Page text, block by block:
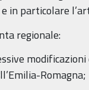
in particolare
regionale:
Romagna;